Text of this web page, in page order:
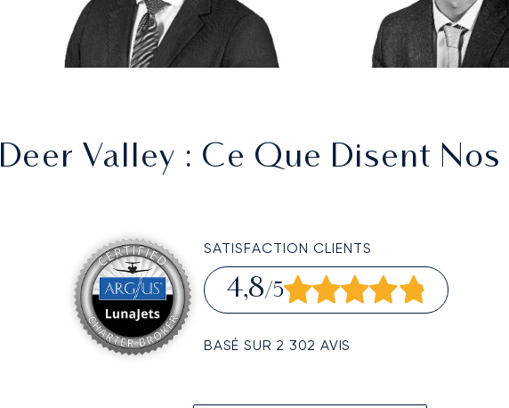
Deer Valley : Ce Que Disent
SATISFACTION CLIENTS
4,8/5
BASÉ SUR 2 302 AVIS